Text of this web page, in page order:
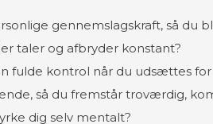
gennemslagskraft, så du
taler og afbryder konstant?​
fulde kontrol når du udsættes for
så du fremstår troværdig,
dig selv mentalt?